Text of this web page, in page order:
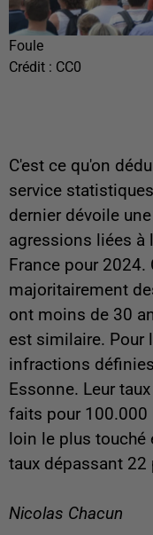
Foule
Crédit : CC0
C'est ce qu'on
service
dernier dévoile
agressions liées à
France pour
majoritairement
ont moins de 30
est similaire. Pour
infractions
Essonne. Leur
faits pour 100.000
loin le plus
taux dépassant 22
Nicolas Chacun